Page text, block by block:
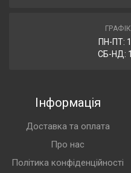
ПН-ПТ:
СБ-НД:
Інформація
Доставка та оплата
Про нас
Політика конфіденційності